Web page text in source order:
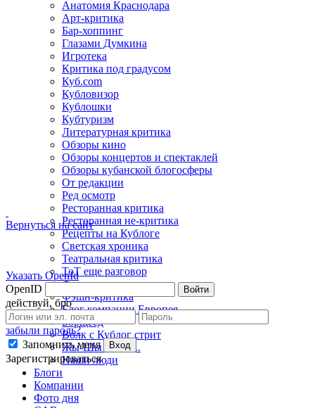
Вернуться на сайт
Указать OpenId
OpenID
Войти
действуй, бро
забыли пароль?
Запомнить меня
Вход
Зарегистрироваться
Анатомия Краснодара
Арт-критика
Бар-хоппинг
Глазами Думкина
Игротека
Критика под градусом
Куб.com
Кубловизор
Кублошки
Кубтуризм
Литературная критика
Обзоры кино
Обзоры концертов и спектаклей
Обзоры кубанской блогосферы
От редакции
Ред осмотр
Ресторанная критика
Ресторанная не-критика
Рецепты на Кублоге
Светская хроника
Театральная критика
ТоТ еще разговор
Фото недели
Фэшн-критика
Блог компании Европея
Борщеед
Волк с Кублог стрит
Жы-Шы пиши...
Наши люди
Блоги
Компании
Фото дня